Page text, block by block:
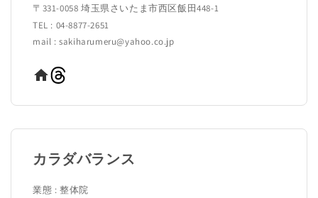
〒331-0058 埼玉県さいたま市西区飯田448-1
TEL : 04-8877-2651
mail : sakiharumeru@yahoo.co.jp
カラダバランス
業態 : 整体院